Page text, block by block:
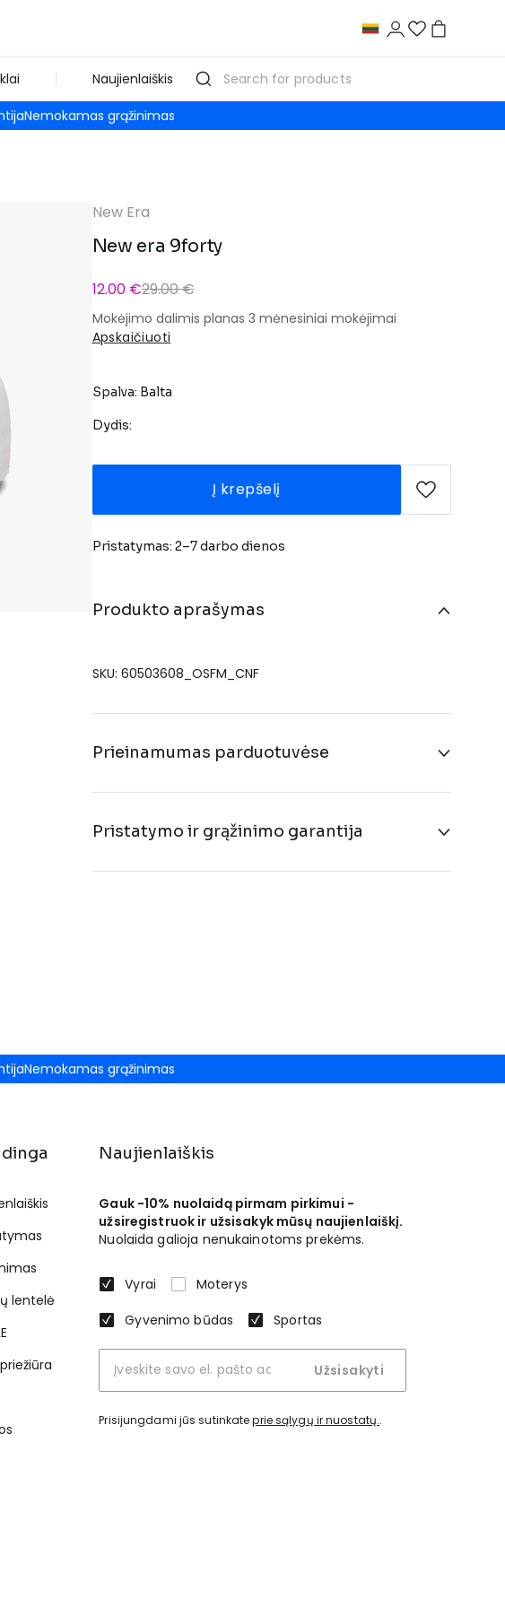
Naujienlaiškis
Nemokamas grąžinimas
New Era
New era 9forty
12.00 €29.00 €
Mokėjimo dalimis planas 3 mėnesiniai mokėjimai
Apskaičiuoti
Spalva: Balta
Dydis:
Į krepšelį
Pristatymas: 2–7 darbo dienos
Produkto aprašymas
SKU: 60503608_OSFM_CNF
Prieinamumas parduotuvėse
Pristatymo ir grąžinimo garantija
Nemokamas grąžinimas
lentelė
Naujienlaiškis
Gauk -10% nuolaidą pirmam pirkimui -
užsiregistruok ir užsisakyk mūsų naujienlaiškį.
Nuolaida galioja nenukainotoms prekėms.
Vyrai
Moterys
Gyvenimo būdas
Sportas
Užsisakyti
Prisijungdami jūs sutinkateprie sąlygų ir nuostatų..